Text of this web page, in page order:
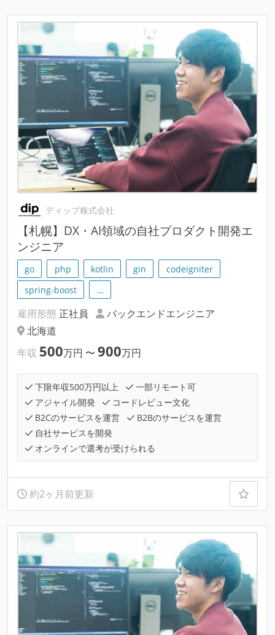
ディップ株式会社
【札幌】DX・AI領域の自社プロダクト開発エ
ンジニア
go php kotlin gin
codeigniter
spring-boost
…
雇用形態 正社員
バックエンドエンジニア
北海道
年収 500万円 〜 900万円
下限年収500万円以上
一部リモート可
アジャイル開発
コードレビュー文化
B2Cのサービスを運営
B2Bのサービスを運営
自社サービスを開発
オンラインで選考が受けられる
約2ヶ月前更新